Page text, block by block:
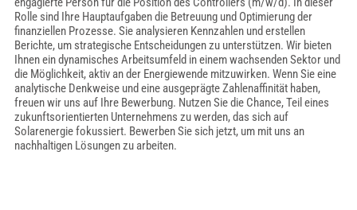
Rolle sind Ihre Hauptaufgaben die Betreuung und Optimierung der
finanziellen Prozesse. Sie analysieren Kennzahlen und erstellen
Berichte, um strategische Entscheidungen zu unterstützen. Wir bieten
Ihnen ein dynamisches Arbeitsumfeld in einem wachsenden Sektor und
die Möglichkeit, aktiv an der Energiewende mitzuwirken. Wenn Sie eine
analytische Denkweise und eine ausgeprägte Zahlenaffinität haben,
freuen wir uns auf Ihre Bewerbung. Nutzen Sie die Chance, Teil eines
zukunftsorientierten Unternehmens zu werden, das sich auf
Solarenergie fokussiert. Bewerben Sie sich jetzt, um mit uns an
nachhaltigen Lösungen zu arbeiten.